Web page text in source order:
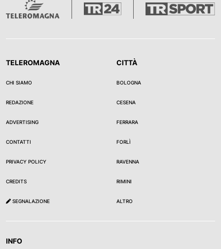
TELEROMAGNA
CHI SIAMO
REDAZIONE
ADVERTISING
CONTATTI
PRIVACY POLICY
CREDITS
SEGNALAZIONE
CITTÀ
BOLOGNA
CESENA
FERRARA
FORLÌ
RAVENNA
RIMINI
ALTRO
INFO